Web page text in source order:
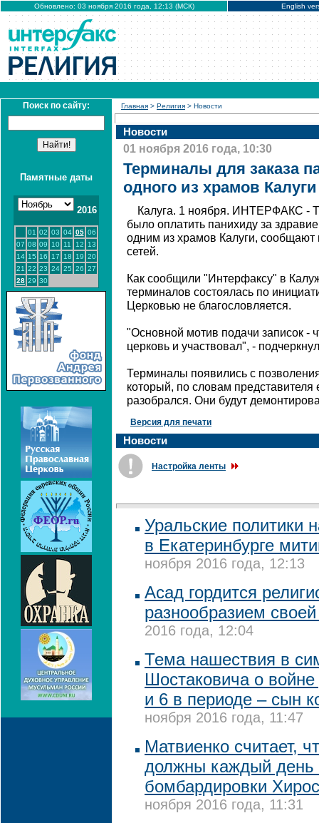
Обновлено: 03 ноября 2016 года, 12:13 (МСК) English
Поиск по сайту:
Памятные даты
2016
01 02 03 04 05 06
07 08 09 10 11 12
13
14 15 16 17 18 19 20
21 22 23 24 25 26 27
28 29 30
Главная > Религия > Новости
Новости
01 ноября 2016 года, 10:30
Терминалы для заказа
одного из храмов Калуги
Калуга. 1 ноября. ИНТЕРФАКС -
было оплатить панихиду за
одним из храмов Калуги, сообщают
сетей.
Как сообщили "Интерфаксу" в
терминалов состоялась по
Церковью не благословляется.
"Основной мотив подачи записок -
церковь и участвовал", -
Терминалы появились с
который, по словам представителя
разобрался. Они будут
Версия для печати
Новости
Настройка ленты
Уральские политики
в Екатеринбурге
ноября 2016 года, 12:13
Асад гордится
разнообразием
2016 года, 12:04
Тема нашествия в
Шостаковича о
и 6 в периоде – сын
ноября 2016 года, 11:47
Матвиенко считает,
должны каждый день
бомбардировки
ноября 2016 года, 11:31